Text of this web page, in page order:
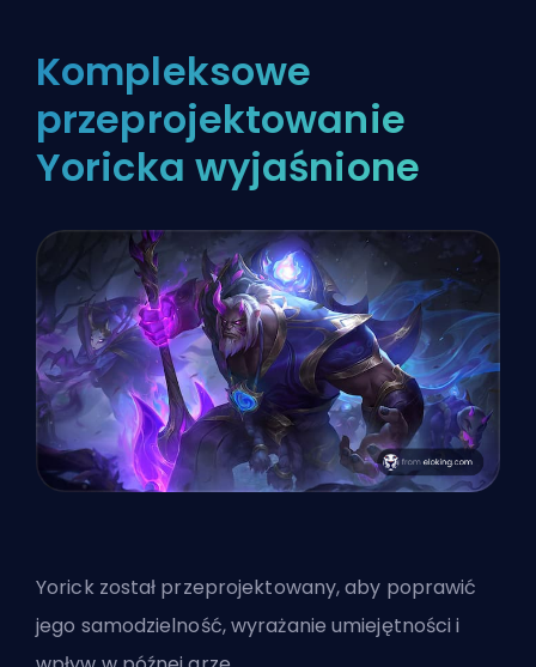
Kompleksowe
przeprojektowanie
Yoricka wyjaśnione
Yorick został przeprojektowany, aby poprawić
jego samodzielność, wyrażanie umiejętności i